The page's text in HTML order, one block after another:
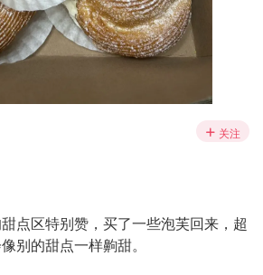
关注
点区特别赞，买了一些泡芙回来，超
别的甜点一样齁甜。